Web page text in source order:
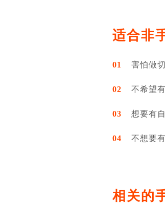
适合非
01 害怕做切
02 不希望有
03 想要有自
04 不想要有
相关的